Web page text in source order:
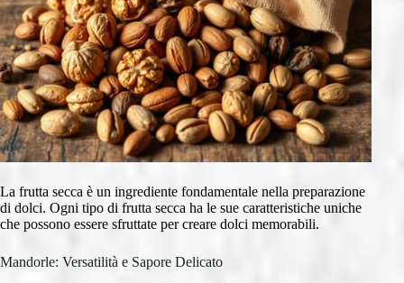
La frutta secca è un ingrediente fondamentale nella preparazione
di dolci. Ogni tipo di frutta secca ha le sue caratteristiche uniche
che possono essere sfruttate per creare dolci memorabili.
Mandorle: Versatilità e Sapore Delicato